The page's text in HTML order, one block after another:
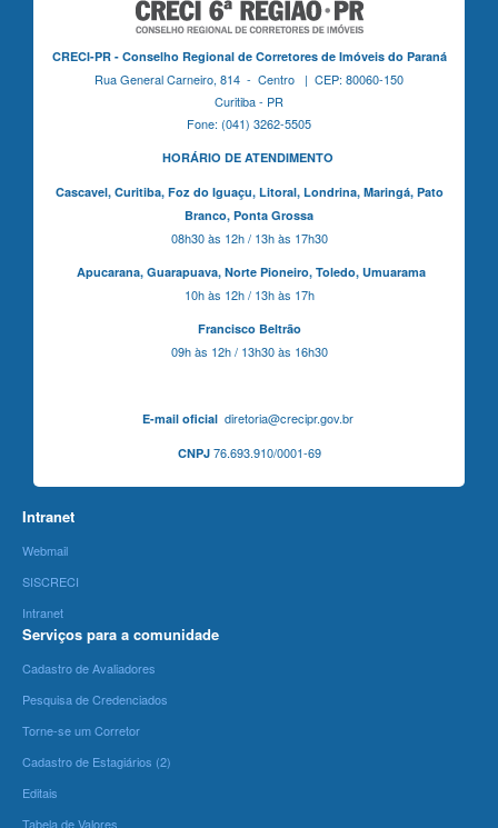
CRECI-PR - Conselho Regional de Corretores de Imóveis do Paraná
Rua General Carneiro, 814 - Centro | CEP: 80060-150
Curitiba - PR
Fone: (041) 3262-5505
HORÁRIO DE ATENDIMENTO
Cascavel, Curitiba,Foz do Iguaçu, Litoral, Londrina, Maringá, Pato
Branco, Ponta Grossa
08h30 às 12h / 13h às 17h30
Apucarana, Guarapuava, Norte Pioneiro, Toledo, Umuarama
10h às 12h / 13h às 17h
Francisco Beltrão
09h às 12h / 13h30 às 16h30
E-mail oficialdiretoria@crecipr.gov.br
CNPJ76.693.910/0001-69
Intranet
Webmail
SISCRECI
Intranet
Serviços para a comunidade
Cadastro de Avaliadores
Pesquisa de Credenciados
Torne-se um Corretor
Cadastro de Estagiários (2)
Editais
Tabela de Valores